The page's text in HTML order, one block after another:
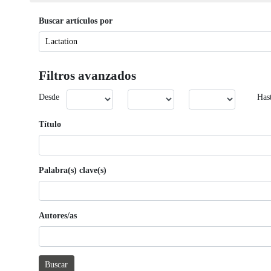
Buscar artículos por
Filtros avanzados
Desde
Título
Palabra(s) clave(s)
Autores/as
Buscar